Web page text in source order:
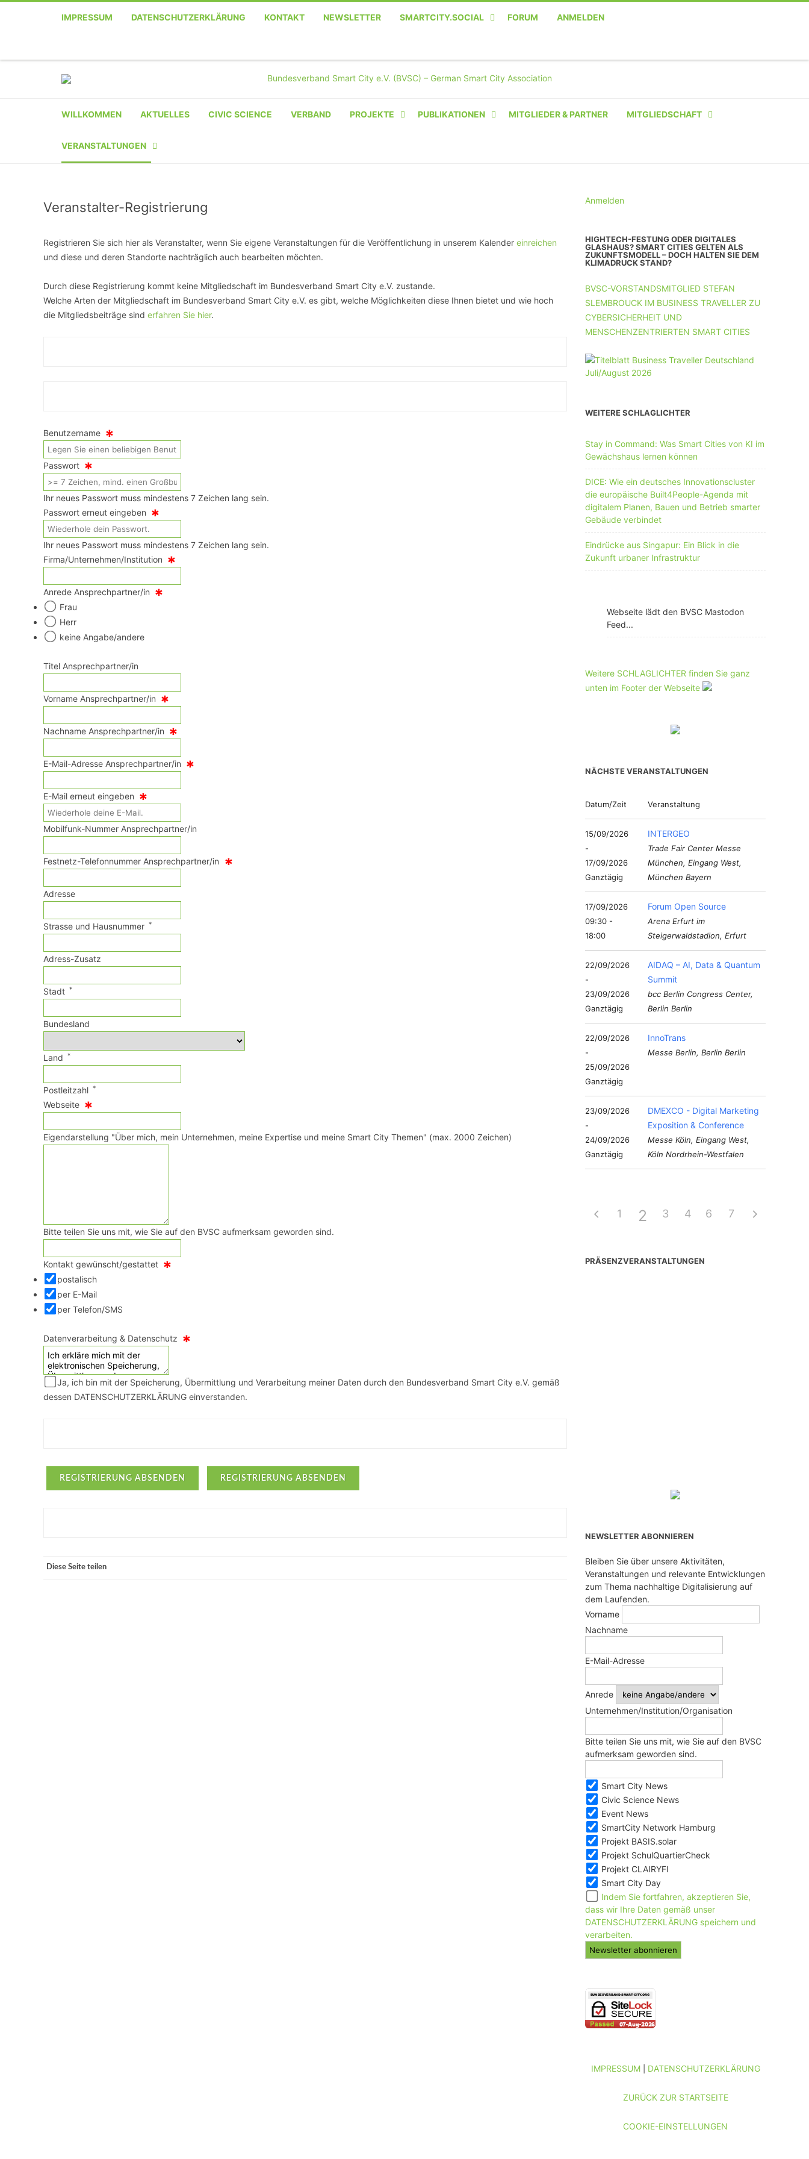
IMPRESSUM DATENSCHUTZERKLÄRUNG KONTAKT NEWSLETTER SMARTCITY.SOCIAL FORUM ANMELDEN
TelefonFacebook
WILLKOMMEN AKTUELLES CIVIC SCIENCE VERBAND PROJEKTE
HECINO / WAITWELL
SMART CHARITIES
PUBLIKATIONEN MITGLIEDER & PARTNER MITGLIEDSCHAFT
UNTERNEHMEN BIS 10 MA
UNTERNEHMEN AB 51 MA
VERANSTALTUNGEN
VERANSTALTER-
VERANSTALTUNG
VERANSTALTUNGSORTE
Veranstalter-Registrierung
Registrieren Sie sich hier als Veranstalter, wenn Sie eigene Veranstaltungen für die Veröffentlichung in unserem Kalender einreichen
und diese und deren Standorte nachträglich auch bearbeiten möchten.
Durch diese Registrierung kommt keine Mitgliedschaft im Bundesverband Smart City e.V. zustande.
Welche Arten der Mitgliedschaft im Bundesverband Smart City e.V. es gibt, welche Möglichkeiten diese Ihnen bietet und wie hoch
die Mitgliedsbeiträge sind erfahren Sie hier.
Benutzername*
Passwort*
Ihr neues Passwort muss mindestens 7 Zeichen lang sein.
Passwort erneut eingeben*
Ihr neues Passwort muss mindestens 7 Zeichen lang sein.
Firma/Unternehmen/Institution*
Anrede Ansprechpartner/in *
Frau
Herr
keine Angabe/andere
Titel Ansprechpartner/in
Vorname Ansprechpartner/in*
Nachname Ansprechpartner/in*
E-Mail-Adresse Ansprechpartner/in *
E-Mail erneut eingeben*
Mobilfunk-Nummer Ansprechpartner/in
Festnetz-Telefonnummer Ansprechpartner/in *
Adresse
Strasse und Hausnummer *
Adress-Zusatz
Stadt *
Bundesland
Land *
Postleitzahl *
Webseite*
Eigendarstellung "Über mich, mein Unternehmen, meine Expertise und meine Smart City Themen" (max. 2000 Zeichen)
Bitte teilen Sie uns mit, wie Sie auf den BVSC aufmerksam geworden sind.
Kontakt gewünscht/gestattet *
postalisch
per E-Mail
per Telefon/SMS
Datenverarbeitung & Datenschutz *
Ja, ich bin mit der Speicherung, Übermittlung und Verarbeitung meiner Daten durch den Bundesverband Smart City e.V. gemäß
dessen DATENSCHUTZERKLÄRUNG einverstanden.
Diese Seite teilen
Anmelden
HIGHTECH-FESTUNG ODER DIGITALES
GLASHAUS? SMART CITIES GELTEN ALS
ZUKUNFTSMODELL – DOCH HALTEN SIE DEM
KLIMADRUCK STAND?
BVSC-VORSTANDSMITGLIED STEFAN
SLEMBROUCK IM BUSINESS TRAVELLER ZU
CYBERSICHERHEIT UND
MENSCHENZENTRIERTEN SMART CITIES
WEITERE SCHLAGLICHTER
Stay in Command: Was Smart Cities von KI im
Gewächshaus lernen können
DICE: Wie ein deutsches Innovationscluster
die europäische Built4People-Agenda mit
digitalem Planen, Bauen und Betrieb smarter
Gebäude verbindet
Eindrücke aus Singapur: Ein Blick in die
Zukunft urbaner Infrastruktur
Webseite lädt den BVSC Mastodon
Feed...
Weitere SCHLAGLICHTER finden Sie ganz
unten im Footer der Webseite
NÄCHSTE VERANSTALTUNGEN
Datum/Zeit Veranstaltung
15/09/2026
-
17/09/2026
Ganztägig
INTERGEO
Trade Fair Center Messe
München, Eingang West,
München Bayern
17/09/2026
09:30 -
18:00
Forum Open Source
Arena Erfurt im
Steigerwaldstadion, Erfurt
22/09/2026
-
23/09/2026
Ganztägig
AIDAQ – AI, Data & Quantum
Summit
bcc Berlin Congress Center,
Berlin Berlin
22/09/2026
-
25/09/2026
Ganztägig
InnoTrans
Messe Berlin, Berlin Berlin
23/09/2026
-
24/09/2026
Ganztägig
DMEXCO - Digital Marketing
Exposition & Conference
Messe Köln, Eingang West,
Köln Nordrhein-Westfalen
1 2 3 4 5
6 7
PRÄSENZVERANSTALTUNGEN
NEWSLETTER ABONNIEREN
Bleiben Sie über unsere Aktivitäten,
Veranstaltungen und relevante Entwicklungen
zum Thema nachhaltige Digitalisierung auf
dem Laufenden.
Vorname
Nachname
E-Mail-Adresse
Anrede
Unternehmen/Institution/Organisation
Bitte teilen Sie uns mit, wie Sie auf den BVSC
aufmerksam geworden sind.
Smart City News
Civic Science News
Event News
SmartCity Network Hamburg
Projekt BASIS.solar
Projekt SchulQuartierCheck
Projekt CLAIRYFI
Smart City Day
Indem Sie fortfahren, akzeptieren Sie,
dass wir Ihre Daten gemäß unser
DATENSCHUTZERKLÄRUNG speichern und
verarbeiten.
IMPRESSUM| DATENSCHUTZERKLÄRUNG
ZURÜCK ZUR STARTSEITE
COOKIE-EINSTELLUNGEN